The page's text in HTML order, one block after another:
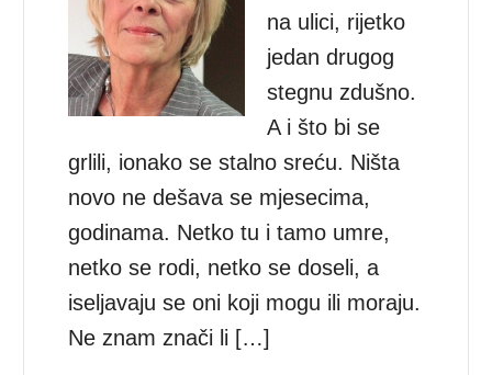
na ulici, rijetko
jedan drugog
stegnu zdušno.
A i što bi se
grlili, ionako se stalno sreću. Ništa
novo ne dešava se mjesecima,
godinama. Netko tu i tamo umre,
netko se rodi, netko se doseli, a
iseljavaju se oni koji mogu ili moraju.
Ne znam znači li […]